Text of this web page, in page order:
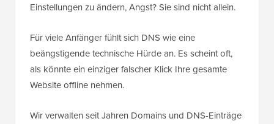
Einstellungen zu ändern, Angst? Sie sind nicht allein.
Für viele Anfänger fühlt sich DNS wie eine
beängstigende technische Hürde an. Es scheint oft,
als könnte ein einziger falscher Klick Ihre gesamte
Website offline nehmen.
Wir verwalten seit Jahren Domains und DNS-Einträge